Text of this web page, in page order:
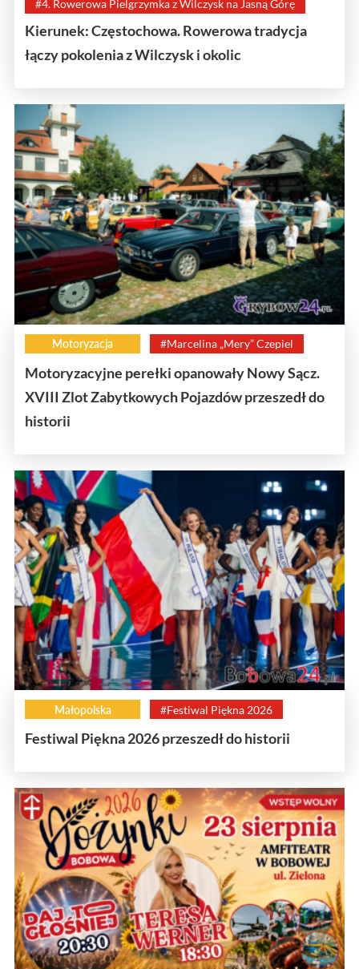
#4. Rowerowa Pielgrzymka z Wilczysk na Jasną Górę
Kierunek: Częstochowa. Rowerowa tradycja
łączy pokolenia z Wilczysk i okolic
Motoryzacja #Marcelina „Mery” Czepiel
Motoryzacyjne perełki opanowały Nowy Sącz.
XVIII Zlot Zabytkowych Pojazdów przeszedł do
historii
Małopolska #Festiwal Piękna 2026
Festiwal Piękna 2026 przeszedł do historii